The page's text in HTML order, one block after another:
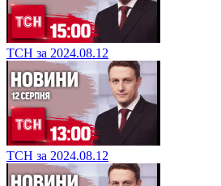
ТСН за 2024.08.12
ТСН за 2024.08.12